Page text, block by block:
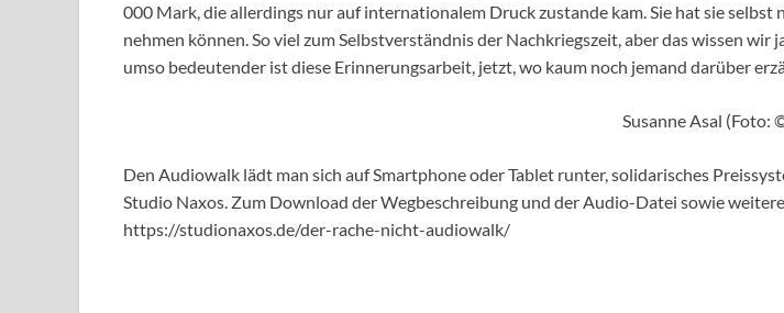
000 Mark, die allerdings nur auf internationalem Druck zustande kam. Sie hat sie selbst
nehmen können. So viel zum Selbstverständnis der Nachkriegszeit, aber das wissen wir
umso bedeutender ist diese Erinnerungsarbeit, jetzt, wo kaum noch jemand darüber
Susanne Asal (Foto:
Den Audiowalk lädt man sich auf Smartphone oder Tablet runter, solidarisches
Studio Naxos. Zum Download der Wegbeschreibung und der Audio-Datei sowie
https://studionaxos.de/der-rache-nicht-audiowalk/